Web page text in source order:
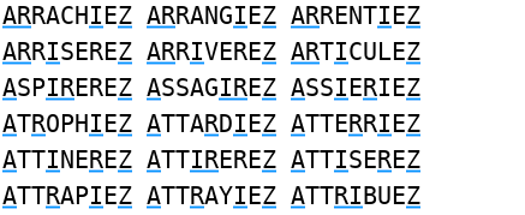
ARRACHIEZ ARRANGIEZ ARRENTIEZ
ARRISEREZ ARRIVEREZ ARTICULEZ
ASPIREREZ ASSAGIREZ ASSIERIEZ
ATROPHIEZ ATTARDIEZ ATTERRIEZ
ATTINEREZ ATTIREREZ ATTISEREZ
ATTRAPIEZ ATTRAYIEZ ATTRIBUEZ